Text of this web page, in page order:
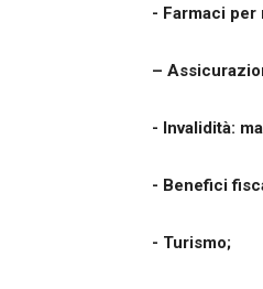
- Farmaci
–
- Invalidità:
- Benefici
- Turismo;